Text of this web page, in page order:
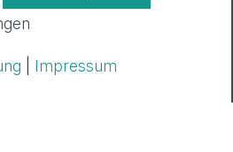
Impressum